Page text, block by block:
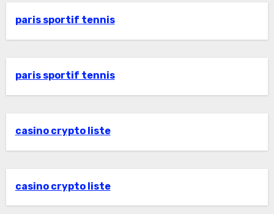
paris sportif tennis
paris sportif tennis
casino crypto liste
casino crypto liste